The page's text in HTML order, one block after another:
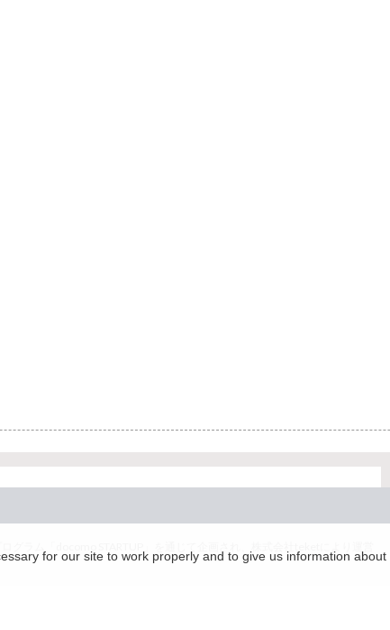
for our site to work properly and to give us information